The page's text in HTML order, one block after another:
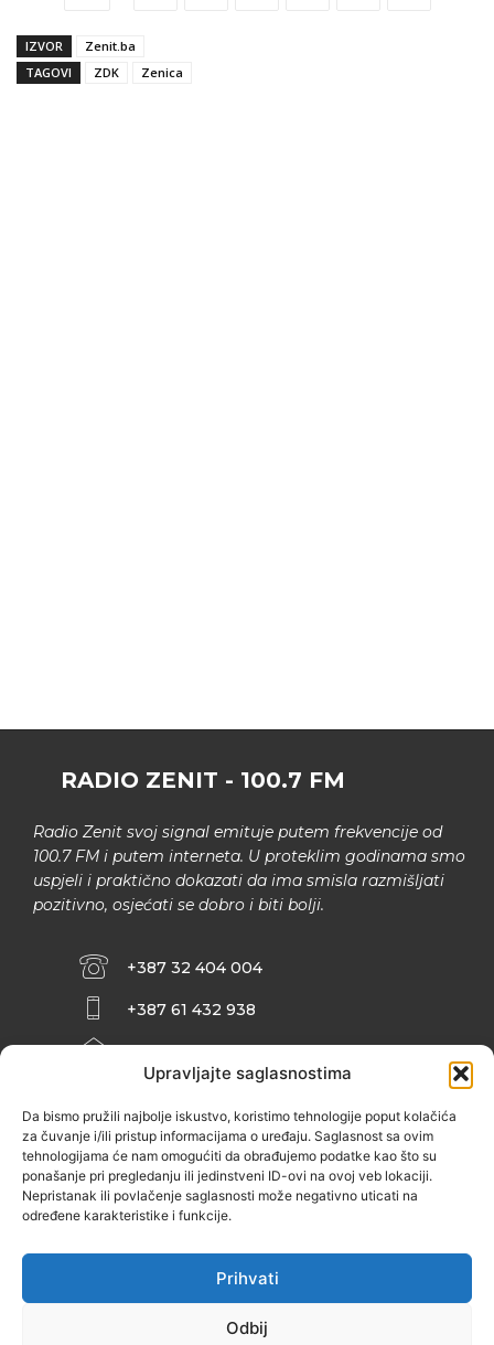
Upravljajte saglasnostima
Da bismo pružili najbolje iskustvo, koristimo tehnologije poput kolačića
za čuvanje i/ili pristup informacijama o uređaju. Saglasnost sa ovim
tehnologijama će nam omogućiti da obrađujemo podatke kao što su
ponašanje pri pregledanju ili jedinstveni ID-ovi na ovoj veb lokaciji.
Nepristanak ili povlačenje saglasnosti može negativno uticati na
određene karakteristike i funkcije.
Prihvati
Odbij
IZVOR
Zenit.ba
TAGOVI
ZDK Zenica
RADIO ZENIT - 100.7 FM
Radio Zenit svoj signal emituje putem frekvencije od
100.7 FM i putem interneta. U proteklim godinama smo
uspjeli i praktično dokazati da ima smisla razmišljati
pozitivno, osjećati se dobro i biti bolji.
+387 32 404 004
+387 61 432 938
ZENIČANKA, 3. SPRAT), 72000 ZENICA